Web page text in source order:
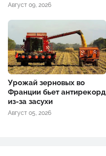
Август 09, 2026
Урожай зерновых во
Франции бьет антирекорд
из-за засухи
Август 05, 2026